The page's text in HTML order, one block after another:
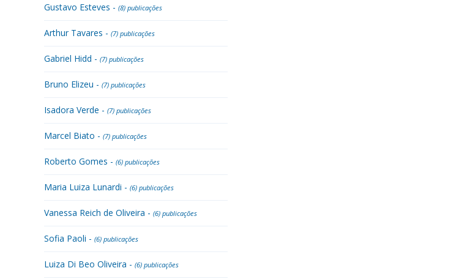
Gustavo Esteves - (8) publicações
Arthur Tavares - (7) publicações
Gabriel Hidd - (7) publicações
Bruno Elizeu - (7) publicações
Isadora Verde - (7) publicações
Marcel Biato - (7) publicações
Roberto Gomes - (6) publicações
Maria Luiza Lunardi - (6) publicações
Vanessa Reich de Oliveira - (6) publicações
Sofia Paoli - (6) publicações
Luiza Di Beo Oliveira - (6) publicações